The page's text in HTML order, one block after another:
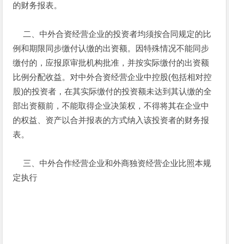
的财务报表。
二、中外合资经营企业的投资者均须按合同规定的比
例和期限同步缴付认缴的出资额。因特殊情况不能同步
缴付的，应报原审批机构批准，并按实际缴付的出资额
比例分配收益。对中外合资经营企业中控股(包括相对控
股)的投资者，在其实际缴付的投资额未达到其认缴的全
部出资额前，不能取得企业决策权，不得将其在企业中
的权益、资产以合并报表的方式纳入该投资者的财务报
表。
三、中外合作经营企业和外商独资经营企业比照本规
定执行